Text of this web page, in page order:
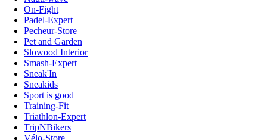
On-Fight
Padel-Expert
Pecheur-Store
Pet and Garden
Slowood Interior
Smash-Expert
Sneak'In
Sneakids
Sport is good
Training-Fit
Triathlon-Expert
TripNBikers